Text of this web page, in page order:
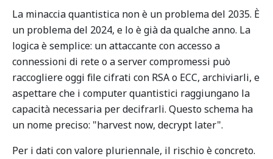
La minaccia quantistica non è un problema del 2035. È
un problema del 2024, e lo è già da qualche anno. La
logica è semplice: un attaccante con accesso a
connessioni di rete o a server compromessi può
raccogliere oggi file cifrati con RSA o ECC, archiviarli, e
aspettare che i computer quantistici raggiungano la
capacità necessaria per decifrarli. Questo schema ha
un nome preciso: "harvest now, decrypt later".
Per i dati con valore pluriennale, il rischio è concreto.